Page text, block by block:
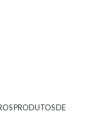
PRODUTOS DE